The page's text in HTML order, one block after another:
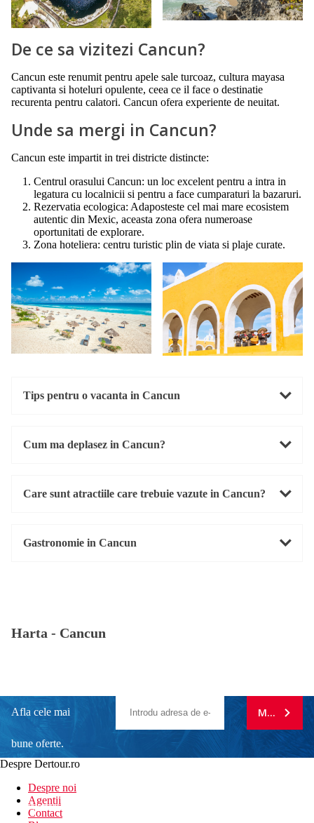
De ce sa vizitezi Cancun?
Cancun este renumit pentru apele sale turcoaz, cultura mayasa
captivanta si hoteluri opulente, ceea ce il face o destinatie
recurenta pentru calatori. Cancun ofera experiente de neuitat.
Unde sa mergi in Cancun?
Cancun este impartit in trei districte distincte:
Centrul orasului Cancun: un loc excelent pentru a intra in
legatura cu localnicii si pentru a face cumparaturi la bazaruri.
Rezervatia ecologica: Adaposteste cel mai mare ecosistem
autentic din Mexic, aceasta zona ofera numeroase
oportunitati de explorare.
Zona hoteliera: centru turistic plin de viata si plaje curate.
Tips pentru o vacanta in Cancun
Cum ma deplasez in Cancun?
Care sunt atractiile care trebuie vazute in Cancun?
Gastronomie in Cancun
Harta - Cancun
Afla cele mai
bune oferte.
newsletter!
MA
Despre Dertour.ro
Despre noi
Agentii
Contact